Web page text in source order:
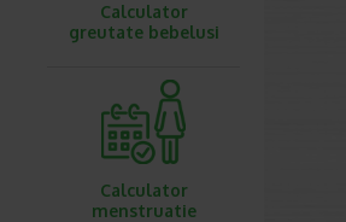
Calculator
greutate bebelusi
Calculator
menstruatie